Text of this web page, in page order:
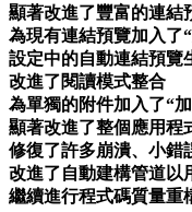
顯著改進了豐富的連結
為現有連結預覽加入了
設定中的自動連結預覽
改進了閱讀模式整合
為單獨的附件加入了“
顯著改進了整個應用程
修復了許多崩潰、小錯
改進了自動建構管道以
繼續進行程式碼質量重